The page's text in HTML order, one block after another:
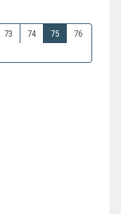
73 74 75
76